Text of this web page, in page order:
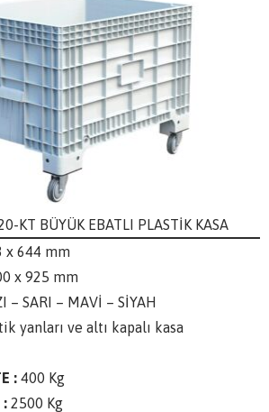
KT BÜYÜK EBATLI PLASTİK KASA
x 644 mm
x 925 mm
– SARI – MAVİ – SİYAH
yanları ve altı kapalı kasa
: 400 Kg
: 2500 Kg